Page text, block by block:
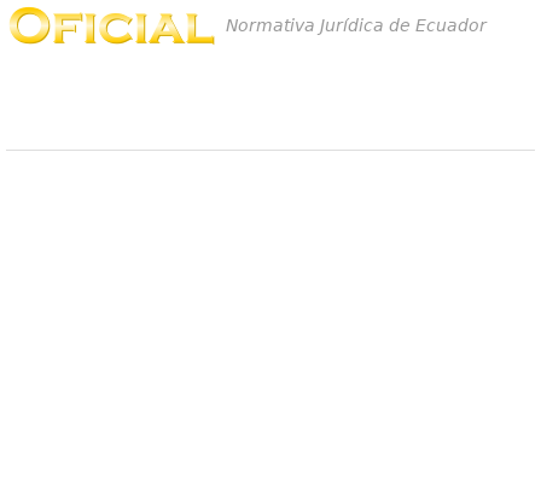
Normativa Jurídica de Ecuador